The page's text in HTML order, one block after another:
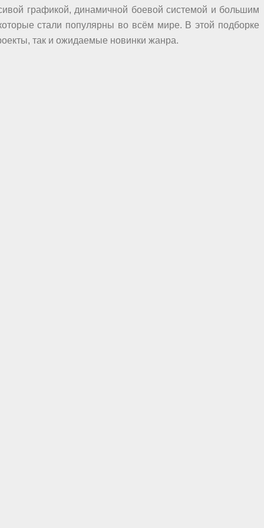
графикой, динамичной боевой системой и большим
стали популярны во всём мире. В этой подборке
так и ожидаемые новинки жанра.